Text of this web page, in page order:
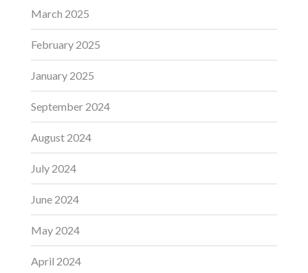
March 2025
February 2025
January 2025
September 2024
August 2024
July 2024
June 2024
May 2024
April 2024